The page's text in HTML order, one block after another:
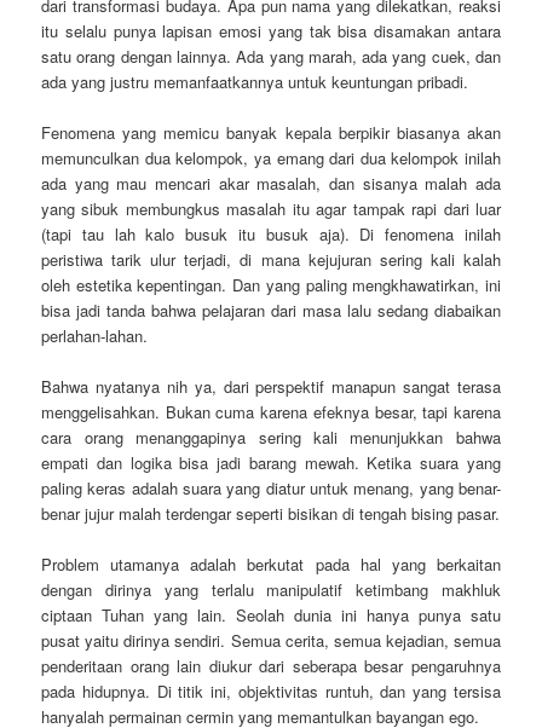
dari transformasi budaya. Apa pun nama yang dilekatkan, reaksi
itu selalu punya lapisan emosi yang tak bisa disamakan antara
satu orang dengan lainnya. Ada yang marah, ada yang cuek, dan
ada yang justru memanfaatkannya untuk keuntungan pribadi.
Fenomena yang memicu banyak kepala berpikir biasanya akan
memunculkan dua kelompok, ya emang dari dua kelompok inilah
ada yang mau mencari akar masalah, dan sisanya malah ada
yang sibuk membungkus masalah itu agar tampak rapi dari luar
(tapi tau lah kalo busuk itu busuk aja). Di fenomena inilah
peristiwa tarik ulur terjadi, di mana kejujuran sering kali kalah
oleh estetika kepentingan. Dan yang paling mengkhawatirkan, ini
bisa jadi tanda bahwa pelajaran dari masa lalu sedang diabaikan
perlahan-lahan.
Bahwa nyatanya nih ya, dari perspektif manapun sangat terasa
menggelisahkan. Bukan cuma karena efeknya besar, tapi karena
cara orang menanggapinya sering kali menunjukkan bahwa
empati dan logika bisa jadi barang mewah. Ketika suara yang
paling keras adalah suara yang diatur untuk menang, yang benar-
benar jujur malah terdengar seperti bisikan di tengah bising pasar.
Problem utamanya adalah berkutat pada hal yang berkaitan
dengan dirinya yang terlalu manipulatif ketimbang makhluk
ciptaan Tuhan yang lain. Seolah dunia ini hanya punya satu
pusat yaitu dirinya sendiri. Semua cerita, semua kejadian, semua
penderitaan orang lain diukur dari seberapa besar pengaruhnya
pada hidupnya. Di titik ini, objektivitas runtuh, dan yang tersisa
hanyalah permainan cermin yang memantulkan bayangan ego.